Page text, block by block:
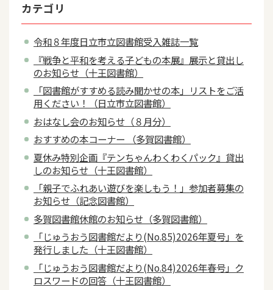
カテゴリ
令和８年度日立市立図書館受入雑誌一覧
『戦争と平和を考える子どもの本展』展示と貸出し
のお知らせ（十王図書館）
「図書館がすすめる読み聞かせの本」リストをご活
用ください！（日立市立図書館）
おはなし会のお知らせ（８月分）
おすすめの本コーナー （多賀図書館）
夏休み特別企画『テンちゃんわくわくパック』貸出
しのお知らせ（十王図書館）
「親子でふれあい遊びを楽しもう！」参加者募集の
お知らせ（記念図書館）
多賀図書館休館のお知らせ（多賀図書館）
「じゅうおう図書館だより(No.85)2026年夏号」を
発行しました（十王図書館）
「じゅうおう図書館だより(No.84)2026年春号」ク
ロスワードの回答（十王図書館）